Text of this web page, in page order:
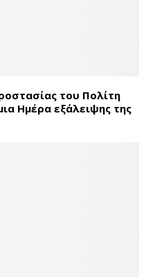
του Πολίτη
Ημέρα εξάλειψης της